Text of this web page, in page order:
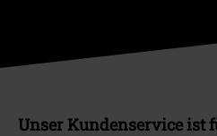
Unser Kundenservice ist